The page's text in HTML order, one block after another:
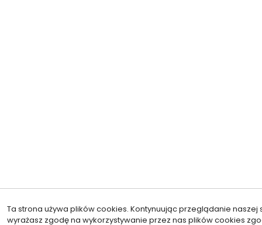
Ta strona używa plików cookies. Kontynuując przeglądanie naszej
wyrażasz zgodę na wykorzystywanie przez nas plików cookies